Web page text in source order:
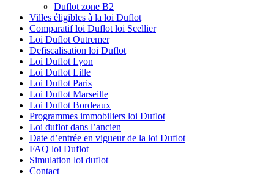
Duflot zone B2
Villes éligibles à la loi Duflot
Comparatif loi Duflot loi Scellier
Loi Duflot Outremer
Defiscalisation loi Duflot
Loi Duflot Lyon
Loi Duflot Lille
Loi Duflot Paris
Loi Duflot Marseille
Loi Duflot Bordeaux
Programmes immobiliers loi Duflot
Loi duflot dans l’ancien
Date d’entrée en vigueur de la loi Duflot
FAQ loi Duflot
Simulation loi duflot
Contact